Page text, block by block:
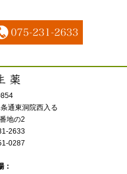
通東洞院西入る
地の2
2633
0287
：